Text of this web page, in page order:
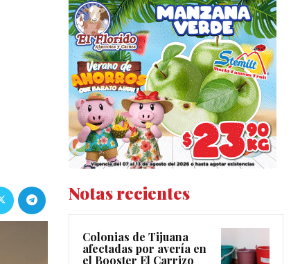
Notas recientes
Colonias de Tijuana
afectadas por avería en
el Booster El Carrizo